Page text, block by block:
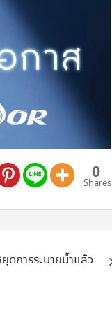
0
Shares
ดการระบายน้ำแล้ว